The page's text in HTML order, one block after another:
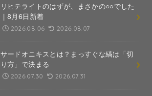
リヒテライトのはずが、まさかの○○でした
｜8月6日新着
2026.08.06 2026.08.07
サードオニキスとは？まっすぐな縞は「切
り方」で決まる
2026.07.30 2026.07.31